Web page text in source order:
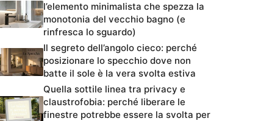
l’elemento minimalista che spezza la
monotonia del vecchio bagno (e
rinfresca lo sguardo)
Il segreto dell’angolo cieco: perché
posizionare lo specchio dove non
batte il sole è la vera svolta estiva
Quella sottile linea tra privacy e
claustrofobia: perché liberare le
finestre potrebbe essere la svolta per